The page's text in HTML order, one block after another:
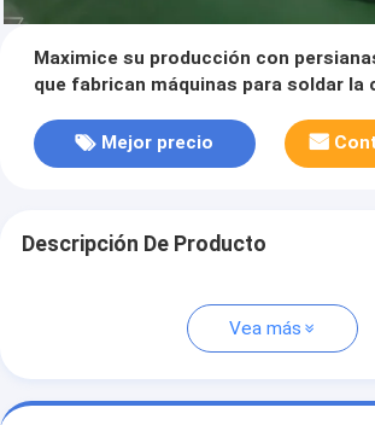
Maximice su producción con
que fabrican máquinas para soldar la
Mejor precio
Descripción De Producto
Vea más